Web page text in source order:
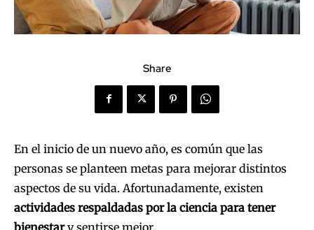
Share
En el inicio de un nuevo año, es común que las
personas se planteen metas para mejorar distintos
aspectos de su vida. Afortunadamente, existen
actividades respaldadas por la ciencia para tener
bienestary sentirse mejor.